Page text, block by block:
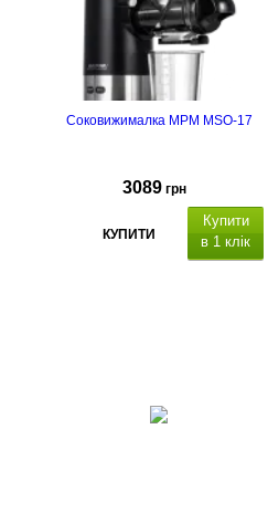
Соковижималка MPM MSO-17
3089 грн
КУПИТИ
Купити
в 1 клік